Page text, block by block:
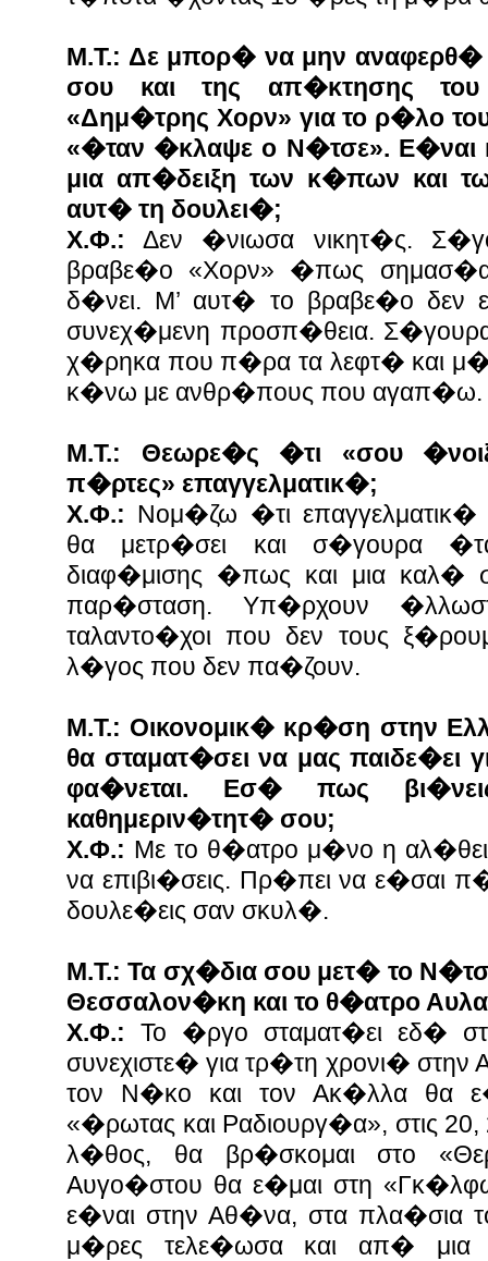
Μ.Τ.: Δε μπορ� να μην αναφερθ�
σου και της απ�κτησης του
«Δημ�τρης Χορν» για το ρ�λο
«�ταν �κλαψε ο Ν�τσε». Ε�ναι
μια απ�δειξη των κ�πων και
αυτ� τη δουλει�;
Χ.Φ.: Δεν �νιωσα νικητ�ς.
βραβε�ο «Χορν» �πως σημασ�α
δ�νει. Μ’ αυτ� το βραβε�ο δεν
συνεχ�μενη προσπ�θεια.
χ�ρηκα που π�ρα τα λεφτ� και
κ�νω με ανθρ�πους που αγαπ�ω.
Μ.Τ.: Θεωρε�ς �τι «σου
π�ρτες» επαγγελματικ�;
Χ.Φ.: Νομ�ζω �τι
θα μετρ�σει και σ�γουρα
διαφ�μισης �πως και μια καλ�
παρ�σταση. Υπ�ρχουν
ταλαντο�χοι που δεν τους
λ�γος που δεν πα�ζουν.
Μ.Τ.: Οικονομικ� κρ�ση στην
θα σταματ�σει να μας παιδε�ει
φα�νεται. Εσ� πως
καθημεριν�τητ� σου;
Χ.Φ.: Με το θ�ατρο μ�νο η
να επιβι�σεις. Πρ�πει να ε�σαι
δουλε�εις σαν σκυλ�.
Μ.Τ.: Τα σχ�δια σου μετ� το
Θεσσαλον�κη και το θ�ατρο
Χ.Φ.: Το �ργο σταματ�ει εδ�
συνεχιστε� για τρ�τη χρονι� στην
τον Ν�κο και τον Ακ�λλα θα
«�ρωτας και Ραδιουργ�α», στις
λ�θος, θα βρ�σκομαι στο
Αυγο�στου θα ε�μαι στη
ε�ναι στην Αθ�να, στα πλα�σια
μ�ρες τελε�ωσα και απ�